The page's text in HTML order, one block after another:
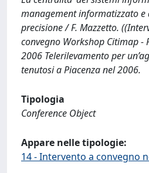
management informatizzato
precisione / F. Mazzetto.
convegno Workshop Citimap -
2006 Telerilevamento per
tenutosi a Piacenza nel 2006.
Tipologia
Conference Object
Appare nelle tipologie:
14 - Intervento a convegno